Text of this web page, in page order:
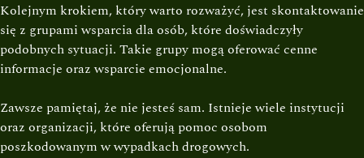
Kolejnym krokiem, który warto rozważyć, jest skontaktowanie
się z grupami wsparcia dla osób, które doświadczyły
podobnych sytuacji. Takie grupy mogą oferować cenne
informacje oraz wsparcie emocjonalne.
Zawsze pamiętaj, że nie jesteś sam. Istnieje wiele instytucji
oraz organizacji, które oferują pomoc osobom
poszkodowanym w wypadkach drogowych.